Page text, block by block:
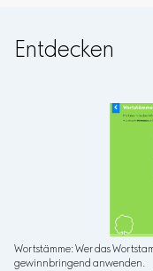
Entdecken
Wortstämme: Wer das
gewinnbringend anwenden.